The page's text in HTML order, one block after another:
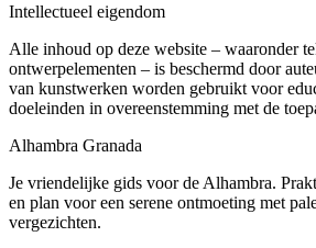
Intellectueel eigendom
Alle inhoud op deze website – waaronder
ontwerpelementen – is beschermd door
van kunstwerken worden gebruikt voor
doeleinden in overeenstemming met de
Alhambra Granada
Je vriendelijke gids voor de Alhambra.
en plan voor een serene ontmoeting met
vergezichten.